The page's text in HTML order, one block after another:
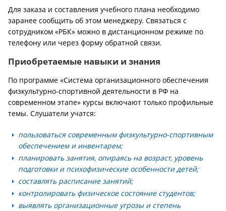
Для заказа и составления учебного плана необходимо
заранее сообщить об этом менеджеру. Связаться с
сотрудником «РБК» можно в дистанционном режиме по
телефону или через форму обратной связи.
Приобретаемые навыки и знания
По программе «Система организационного обеспечения
физкультурно-спортивной деятельности в РФ на
современном этапе» курсы включают только профильные
темы. Слушатели учатся:
пользоваться современным физкультурно-спортивным
обеспечением и инвентарем;
планировать занятия, опираясь на возраст, уровень
подготовки и психофизические особенности детей;
составлять расписание занятий;
контролировать физическое состояние студентов;
выявлять организационные угрозы и степень